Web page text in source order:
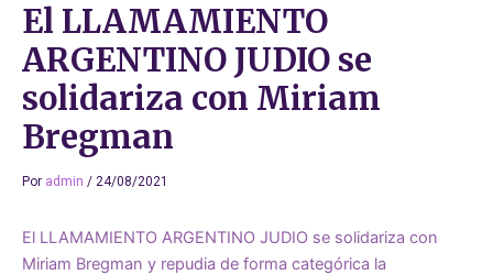
El LLAMAMIENTO
ARGENTINO JUDIO se
solidariza con Miriam
Bregman
Por admin / 24/08/2021
El LLAMAMIENTO ARGENTINO JUDIO se solidariza con
Miriam Bregman y repudia de forma categórica la